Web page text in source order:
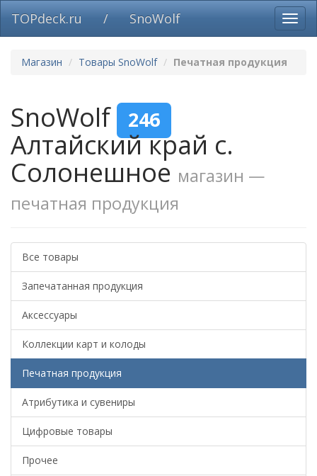
TOPdeck.ru / SnoWolf
Магазин Товары SnoWolf Печатная продукция
SnoWolf 246
Алтайский край с.
Солонешное магазин —
печатная продукция
Все товары
Запечатанная продукция
Аксессуары
Коллекции карт и колоды
Печатная продукция
Атрибутика и сувениры
Цифровые товары
Прочее